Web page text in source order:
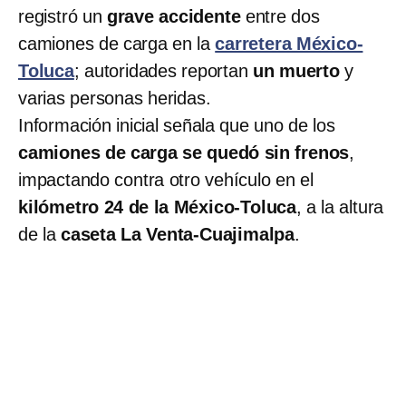
registró un grave accidenteentre dos
camiones de carga en la carretera México-
Toluca; autoridades reportan un muertoy
varias personas heridas.
Información inicial señala que uno de los
camiones de carga se quedó sin frenos,
impactando contra otro vehículo en el
kilómetro 24 de la México-Toluca, a la altura
de la caseta La Venta-Cuajimalpa.